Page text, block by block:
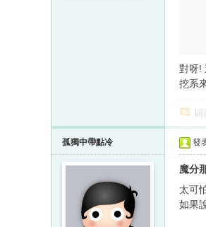
對呀!
挖系
回
孤獨中帶點冷 發
魔分
太可
如果